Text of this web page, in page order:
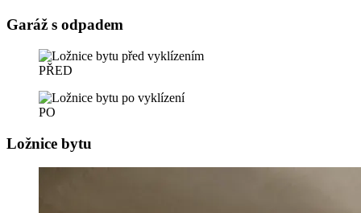
Garáž s odpadem
PŘED
PO
Ložnice bytu